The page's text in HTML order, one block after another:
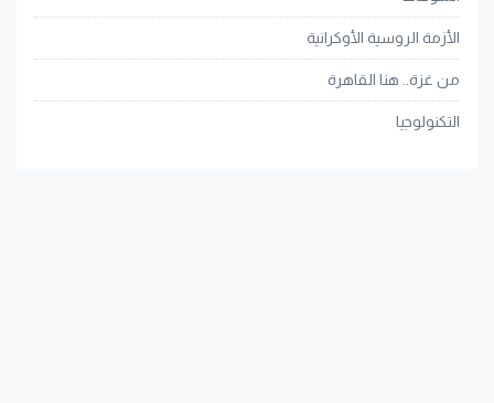
الأزمة الروسية الأوكرانية
من غزة.. هنا القاهرة
التكنولوجيا